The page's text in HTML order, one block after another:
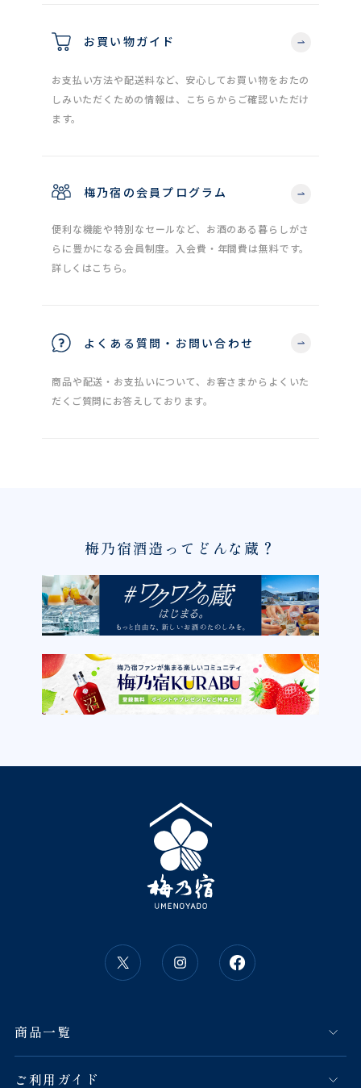
お買い物ガイド
お支払い方法や配送料など、安心してお買い物をおたの
しみいただくための情報は、こちらからご確認いただけ
ます。
梅乃宿の会員プログラム
便利な機能や特別なセールなど、お酒のある暮らしがさ
らに豊かになる会員制度。入会費・年間費は無料です。
詳しくはこちら。
よくある質問・お問い合わせ
商品や配送・お支払いについて、お客さまからよくいた
だくご質問にお答えしております。
梅乃宿酒造ってどんな蔵？
商品一覧
ご利用ガイド